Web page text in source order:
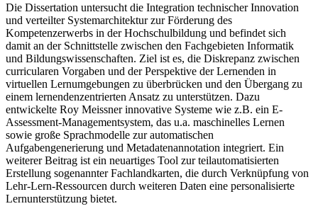
Die Dissertation untersucht die Integration technischer Innovation
und verteilter Systemarchitektur zur Förderung des
Kompetenzerwerbs in der Hochschulbildung und befindet sich
damit an der Schnittstelle zwischen den Fachgebieten Informatik
und Bildungswissenschaften. Ziel ist es, die Diskrepanz zwischen
curricularen Vorgaben und der Perspektive der Lernenden in
virtuellen Lernumgebungen zu überbrücken und den Übergang zu
einem lernendenzentrierten Ansatz zu unterstützen. Dazu
entwickelte Roy Meissner innovative Systeme wie z.B. ein E-
Assessment-Managementsystem, das u.a. maschinelles Lernen
sowie große Sprachmodelle zur automatischen
Aufgabengenerierung und Metadatenannotation integriert. Ein
weiterer Beitrag ist ein neuartiges Tool zur teilautomatisierten
Erstellung sogenannter Fachlandkarten, die durch Verknüpfung von
Lehr-Lern-Ressourcen durch weiteren Daten eine personalisierte
Lernunterstützung bietet.